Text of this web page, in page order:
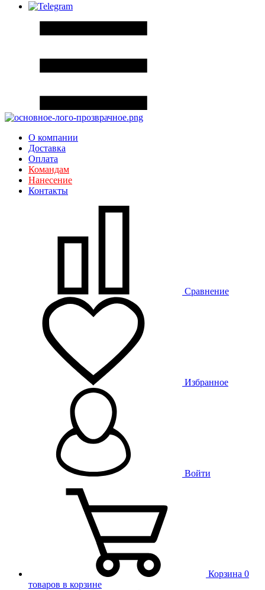
О компании
Доставка
Оплата
Командам
Нанесение
Контакты
Сравнение
Избранное
Войти
Корзина 0
товаров в корзине